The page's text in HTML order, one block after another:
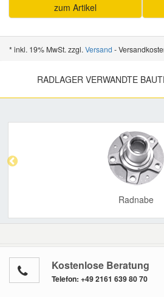
zum Artikel
* inkl. 19% MwSt. zzgl. Versand -
RADLAGER VERWANDTE
Radnabe
Kostenlose Beratung
Telefon: +49 2161 639 80 70